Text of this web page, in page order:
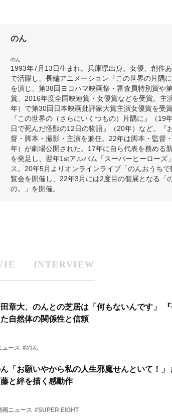
のん
のん
1993年7月13日生まれ。兵庫県出身。女優、創作
で活躍し、長編アニメーション『この世界の片隅
を演じ、第38回ヨコハマ映画祭・審査員特別賞や
賞、2016年度全国映連賞・女優賞などを受賞。主
年）で第30回日本映画批評家大賞主演女優賞を受
『この世界の（さらにいくつもの）片隅に』（19
日で死んだ怪獣の12日の物語』（20年）など。『
督・脚本・撮影・主演を兼任。22年は脚本・監督
年）が劇場公開された。17年に自ら代表を務める
を発足し、翌年1stアルバム「スーパーヒーローズ
ス。20年5月よりオンラインライブ「のんおうち
覧会を開催し、22年3月には2度目の個展となる「
の。」を開催。
INTERVIEW
章大、のんとの芝居は「何もないんです」
た自然体の関係性と信頼
ュース #のん
「お願いやから私の人生邪魔せんといて！
と絆を描く感動作
画ニュース #SUPER EIGHT